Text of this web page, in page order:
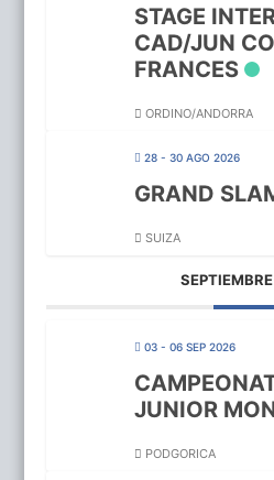
STAGE
CAD/JUN
FRANCES
ORDINO/ANDORRA
28 - 30 AGO 2026
GRAND
SUIZA
03 - 06 SEP 2026
JUNIOR
PODGORICA